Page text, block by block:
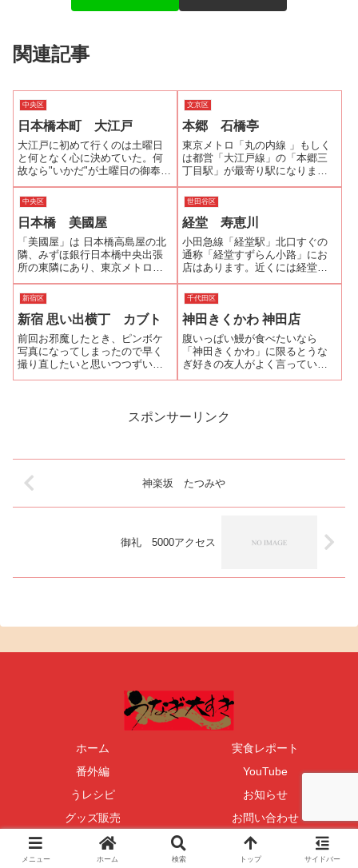
関連記事
中央区
日本橋本町 大江戸
大江戸に初めて行くのは土曜日
と何となく心に決めていた。何
故なら"いかだ"が土曜日の御奉仕
として頂けるからです。いかだ
とは1尾のうなぎを２つに切らず
に焼き、何尾か並べると筏のよ
うに見えることからその名がつ
いたといいます。そのヴォリュ
ーム満点の...
文京区
本郷 石橋亭
東京メトロ「丸の内線 」もしく
は都営「大江戸線」の「本郷三
丁目駅」が最寄り駅になりま
す。地上へ出て本郷通り(国道17
号線)を御茶ノ水方面へ進み、最
初の信号機のある交差点（角が
りそな銀行本郷支店と「そば処
巴屋」）を左折して2つ目の信号
（1つ目...
中央区
日本橋 美國屋
「美國屋」は 日本橋高島屋の北
隣、みずほ銀行日本橋中央出張
所の東隣にあり、東京メトロ
「日本橋駅」B1、B2出口から徒
歩1分という便利なところにあり
ます。メニューは基本的にうな
重が3種類のみ、店仕舞いが早い
うなぎ屋さんが多い中にあって
も特に早...
世田谷区
経堂 寿恵川
小田急線「経堂駅」北口すぐの
通称「経堂すずらん小路」にお
店はあります。近くには経堂の
寿司店の代表格である昭和２年
創業の「美登利寿司」の４代目
ご主人の弟さんが営む「経堂美
登利寿司 寿矢」や古民家風の座
敷で頂く北海道産石臼引きの粉
を使用した手打...
新宿区
新宿 思い出横丁 カブト
前回お邪魔したとき、ピンボケ
写真になってしまったので早く
撮り直したいと思いつつずいぶ
ん日にちが経ってしまった。や
す。えりと蒲焼は塩焼きでも美
千代田区
神田きくかわ 神田店
腹いっぱい鰻が食べたいなら
「神田きくかわ」に限るとうな
ぎ好きの友人がよく言っていま
した。しかもランチタイムとデ
食べられるとのことでした。と
スポンサーリンク
神楽坂 たつみや
御礼 5000アクセス
ホーム
実食レポート
番外編
YouTube
うレシピ
お知らせ
グッズ販売
お問い合わせ
Copyright © 2004-2026 うなぎ大好き All Rights Reserved.
メニュー ホーム 検索 トップ サイドバー